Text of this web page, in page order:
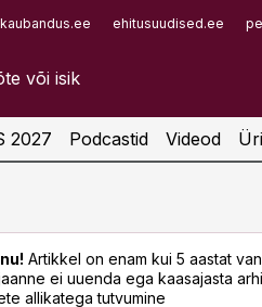
kaubandus.ee ehitusuudised.ee
Infopank
2027 Podcastid Videod
Artikkel on enam kui 5 aastat
ei uuenda ega kaasajasta
allikatega tutvumine